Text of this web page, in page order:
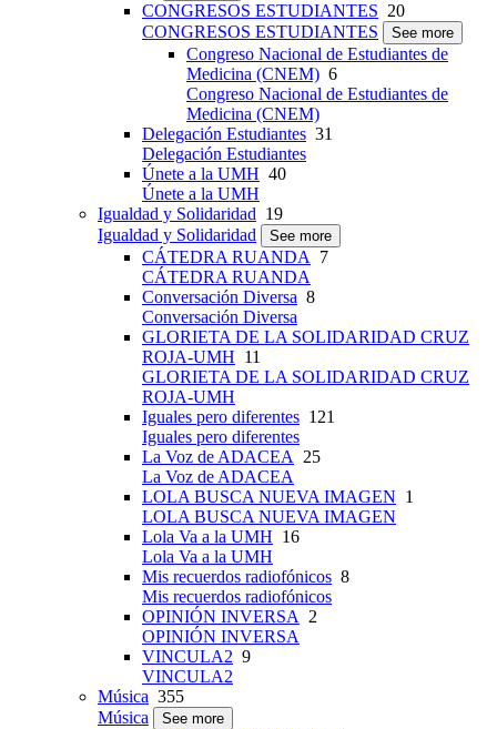
CONGRESOS ESTUDIANTES 20
CONGRESOS ESTUDIANTES
See more
Congreso Nacional de Estudiantes de
Medicina (CNEM) 6
Congreso Nacional de Estudiantes de
Medicina (CNEM)
Delegación Estudiantes 31
Delegación Estudiantes
Únete a la UMH 40
Únete a la UMH
Igualdad y Solidaridad 19
Igualdad y Solidaridad
See more
CÁTEDRA RUANDA
7
CÁTEDRA RUANDA
Conversación Diversa 8
Conversación Diversa
GLORIETA DE LA SOLIDARIDAD CRUZ
ROJA-UMH 11
GLORIETA DE LA SOLIDARIDAD CRUZ
ROJA-UMH
Iguales pero diferentes 121
Iguales pero diferentes
La Voz de ADACEA
25
La Voz de ADACEA
LOLA BUSCA NUEVA IMAGEN 1
LOLA BUSCA NUEVA IMAGEN
Lola Va a la UMH 16
Lola Va a la UMH
Mis recuerdos radiofónicos 8
Mis recuerdos radiofónicos
OPINIÓN INVERSA
2
OPINIÓN INVERSA
VINCULA2 9
VINCULA2
Música 355
Música
See more